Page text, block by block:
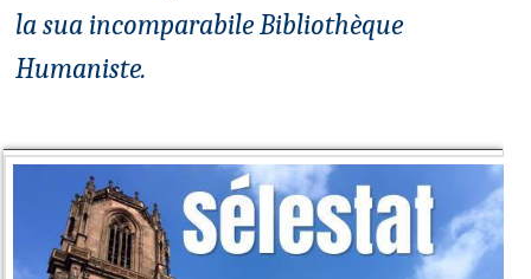
la sua incomparabile Bibliothèque
Humaniste.